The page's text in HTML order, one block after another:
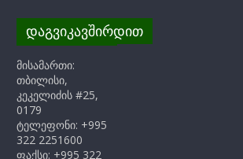
დაგვიკავშირდით
მისამართი:
თბილისი,
კეკელიძის #25,
0179
ტელეფონი: +995
322 2251600
ფაქსი: +995 322